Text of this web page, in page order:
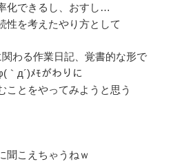
化できるし、おすし…
性を考えたやり方として
わる作業日記、覚書的な形で
｀д´)ﾒﾓがわりに
ことをやってみようと思う
聞こえちゃうねｗ